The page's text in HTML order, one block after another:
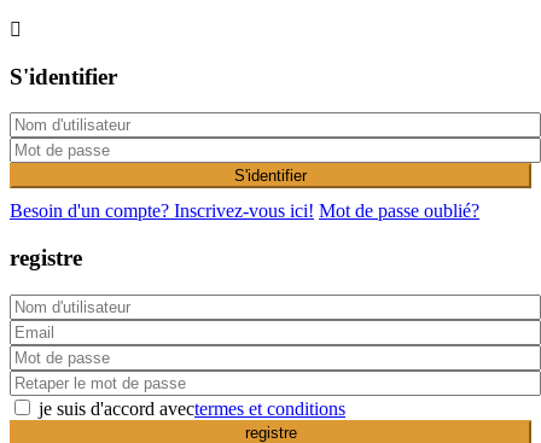
S'identifier
S'identifier
Besoin d'un compte? Inscrivez-vous ici! Mot de passe oublié?
registre
je suis d'accord avectermes et conditions
registre